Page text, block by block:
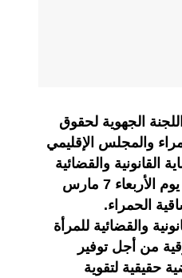
الجهوية لحقوق
والمجلس الإقليمي
والقضائية
للمرأة والطفل على ضوء القوانين الوطنية والمواثيق الدولية“ وذلك يوم الأربعاء 7 مارس
والقضائية للمرأة
من أجل توفير
حقيقية لتقوية